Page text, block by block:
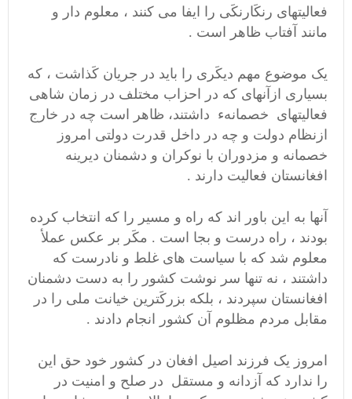
فعالیتهای رنکَارنکَی را ایفا می کنند ، معلوم دار و
مانند آفتاب ظاهر است .
یک موضوع مهم دیکَری را باید در جریان کَذاشت ، که
بسیاری ازآنهای که در احزاب مختلف در زمان شاهی
فعالیتهای خصمانهء داشتند، ظاهر است چه در خارج
ازنظام دولت و چه در داخل قدرت دولتی امروز
خصمانه و مزدوران با نوکران و دشمنان دیرینه
افغانستان فعالیت دارند .
آنها به این باور اند که راه و مسیر را که انتخاب کرده
بودند ، راه درست و بجا است . مکَر بر عکس عملأ
معلوم شد که با سیاست های غلط و نادرست که
داشتند ، نه تنها سر نوشت کشور را به دست دشمنان
افغانستان سپردند ، بلکه بزرکَترین خیانت ملی را در
مقابل مردم مظلوم آن کشور انجام دادند .
امروز یک فرزند اصیل افغان در کشور خود حق این
را ندارد که آزدانه و مستقل در صلح و امنیت در